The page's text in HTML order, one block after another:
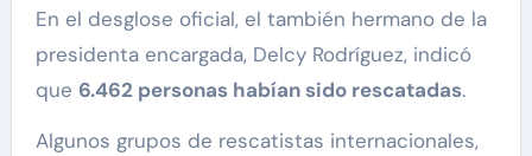
En el desglose oficial, el también hermano de la
presidenta encargada, Delcy Rodríguez, indicó
que 6.462 personas habían sido rescatadas.
Algunos grupos de rescatistas internacionales,